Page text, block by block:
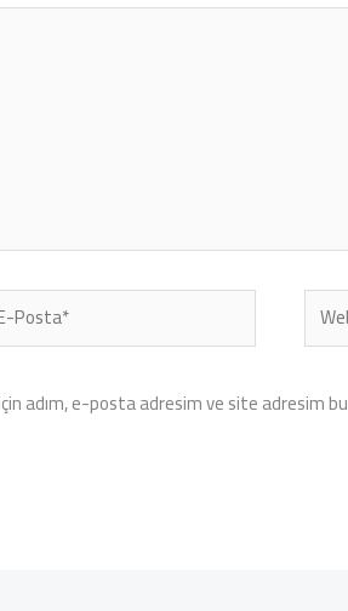
Web
sitesi
adım, e-posta adresim ve site adresim